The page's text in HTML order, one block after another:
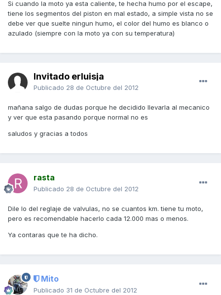
Si cuando la moto ya esta caliente, te hecha humo por el escape,
tiene los segmentos del piston en mal estado, a simple vista no se
debe ver que suelte ningun humo, el color del humo es blanco o
azulado (siempre con la moto ya con su temperatura)
Invitado erluisja
Publicado 28 de Octubre del 2012
mañana salgo de dudas porque he decidido llevarla al mecanico
y ver que esta pasando porque normal no es
saludos y gracias a todos
rasta
Publicado 28 de Octubre del 2012
Dile lo del reglaje de valvulas, no se cuantos km. tiene tu moto,
pero es recomendable hacerlo cada 12.000 mas o menos.
Ya contaras que te ha dicho.
Mito
Publicado 31 de Octubre del 2012